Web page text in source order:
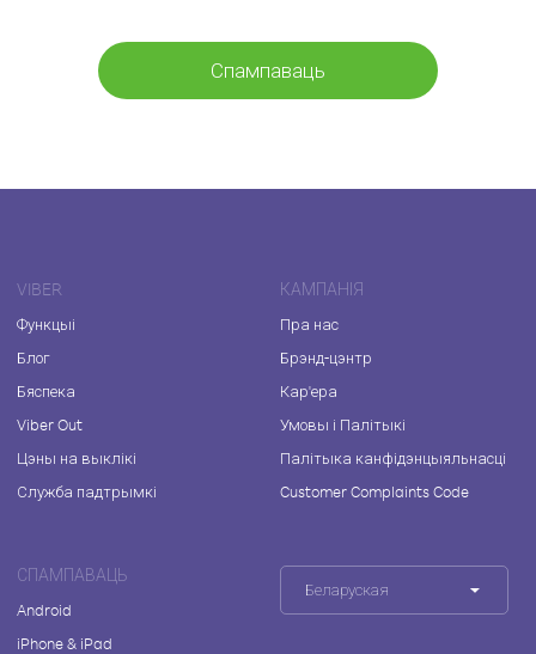
Спампаваць
VIBER
Функцыі
Блог
Бяспека
Viber Out
Цэны на выклікі
Служба падтрымкі
КАМПАНІЯ
Пра нас
Брэнд-цэнтр
Кар'ера
Умовы і Палітыкі
Палітыка канфідэнцыяльнасці
Customer Complaints Code
СПАМПАВАЦЬ
Android
iPhone & iPad
Беларуская